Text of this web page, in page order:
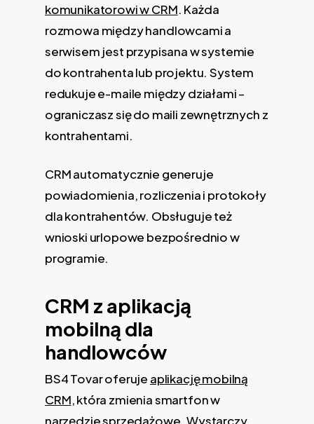
komunikatorowi w CRM. Każda
rozmowa między handlowcami a
serwisem jest przypisana w systemie
do kontrahenta lub projektu. System
redukuje e-maile między działami –
ograniczasz się do maili zewnętrznych z
kontrahentami.
CRM automatycznie generuje
powiadomienia, rozliczenia i protokoły
dla kontrahentów. Obsługuje też
wnioski urlopowe bezpośrednio w
programie.
CRM z aplikacją
mobilną dla
handlowców
BS4 Tovar oferuje aplikację mobilną
CRM, która zmienia smartfon w
narzędzie sprzedażowe. Wystarczy